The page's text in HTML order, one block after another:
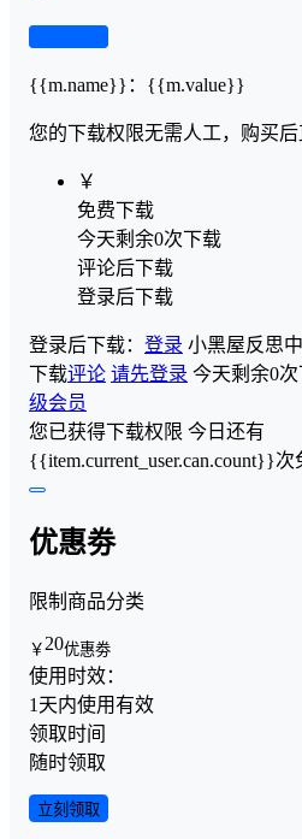
{{m.name}} ： {{m.value}}
您的下载权限无需人工，购买
￥
免费下载
今天剩余0次下载
评论后下载
登录后下载
登录后下载： 登录 小黑屋反思中
下载评论 请先登录 今天剩余0
级会员
您已获得下载权限 今日还有
{{item.current_user.can.count}}
优惠劵
限制商品分类
￥ 20优惠劵
使用时效：
1天内使用有效
领取时间
随时领取
立刻领取